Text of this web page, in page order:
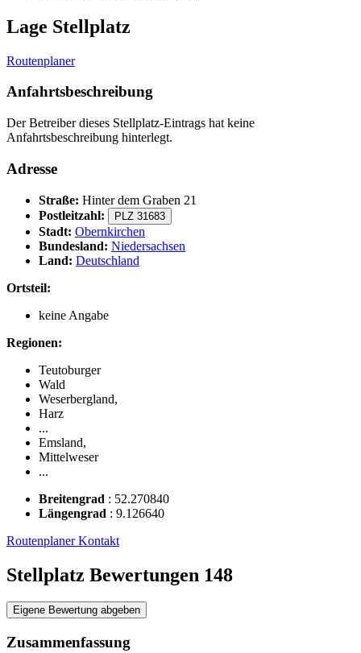
Lage Stellplatz
Routenplaner
Anfahrtsbeschreibung
Der Betreiber dieses Stellplatz-Eintrags hat keine
Anfahrtsbeschreibung hinterlegt.
Adresse
Straße: Hinter dem Graben 21
Postleitzahl:
PLZ 31683
Stadt: Obernkirchen
Bundesland: Niedersachsen
Land: Deutschland
Ortsteil:
keine Angabe
Regionen:
Teutoburger
Wald
Weserbergland,
Harz
...
Emsland,
Mittelweser
...
Breitengrad : 52.270840
Längengrad : 9.126640
RoutenplanerKontakt
Stellplatz Bewertungen 148
Eigene Bewertung abgeben
Zusammenfassung